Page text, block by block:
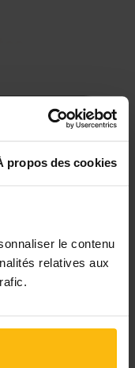
propos des cookies
le contenu
relatives aux
aux
actualisée
ASBL.